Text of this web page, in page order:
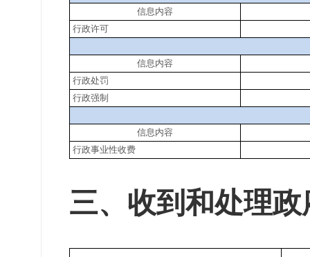
信息内容
行政许可
信息内容
行政处罚
行政强制
信息内容
行政事业性收费
三、收到和处理